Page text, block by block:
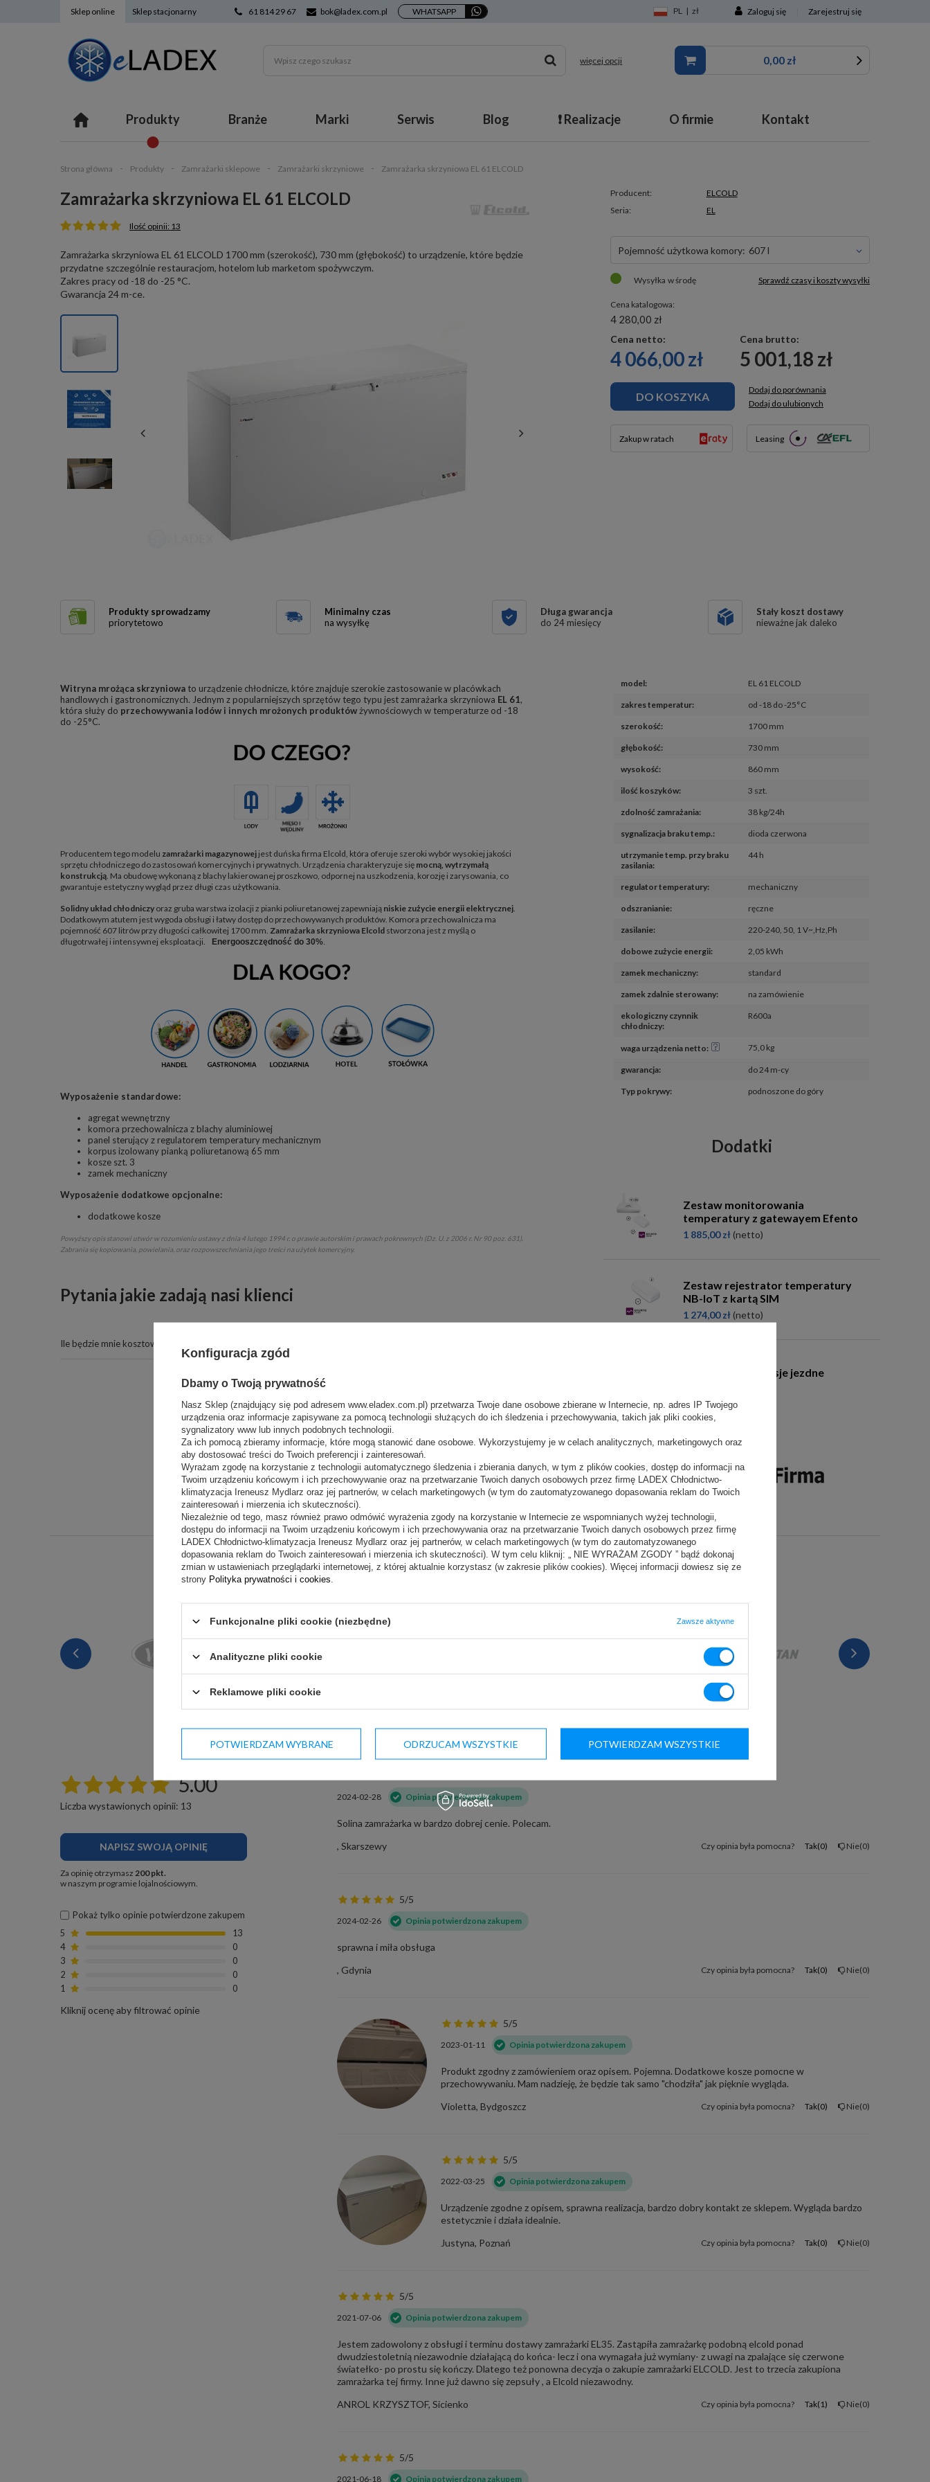
Sklep online Sklep stacjonarny 61 814 29 67 bok@ladex.com.pl WHATSAPP PL | zł Zaloguj się Zarejestruj się
więcej opcji 0,00 zł
Produkty Branże Marki Serwis Blog ❗ Realizacje O firmie Kontakt
Strona główna Produkty Zamrażarki sklepowe Zamrażarki skrzyniowe Zamrażarka skrzyniowa EL 61 ELCOLD
Zamrażarka skrzyniowa EL 61 ELCOLD
Ilość opinii: 13
Zamrażarka skrzyniowa EL 61 ELCOLD 1700 mm (szerokość), 730 mm (głębokość) to urządzenie, które będzie
przydatne szczególnie restauracjom, hotelom lub marketom spożywczym.
Zakres pracy od -18 do -25 °C.
Gwarancja 24 m-ce.
Producent:
ELCOLD
Seria:
EL
pojemność użytkowa komory: 607 l
Wysyłka w środę Sprawdź czasy i koszty wysyłki
Cena katalogowa:
4 280,00 zł
Cena netto:
4 066,00 zł
Cena brutto:
5 001,18 zł
DO KOSZYKA
Dodaj do porównania
Dodaj do ulubionych
Zakup w ratach Leasing
Produkty sprowadzamy
priorytetowo
Minimalny czas
na wysyłkę
Długa gwarancja
do 24 miesięcy
Stały koszt dostawy
nieważne jak daleko
Witryna mrożąca skrzyniowa to urządzenie chłodnicze, które znajduje szerokie zastosowanie w placówkach
handlowych i gastronomicznych. Jednym z popularniejszych sprzętów tego typu jest zamrażarka skrzyniowa EL 61,
która służy do przechowywania lodów i innych mrożonych produktów żywnościowych w temperaturze od -18
do -25°C.
Producentem tego modelu zamrażarki magazynowej jest duńska firma Elcold, która oferuje szeroki wybór wysokiej jakości
sprzętu chłodniczego do zastosowań komercyjnych i prywatnych. Urządzenia charakteryzuje się mocną, wytrzymałą
konstrukcją . Ma obudowę wykonaną z blachy lakierowanej proszkowo, odpornej na uszkodzenia, korozję i zarysowania, co
gwarantuje estetyczny wygląd przez długi czas użytkowania.
Solidny układ chłodniczy oraz gruba warstwa izolacji z pianki poliuretanowej zapewniają niskie zużycie energii elektrycznej
Dodatkowym atutem jest wygoda obsługi i łatwy dostęp do przechowywanych produktów. Komora przechowalnicza ma
pojemność 607 litrów przy długości całkowitej 1700 mm. Zamrażarka skrzyniowa Elcold stworzona jest z myślą o
długotrwałej i intensywnej eksploatacji.
Energooszczędność do 30%
Wyposażenie standardowe:
agregat wewnętrzny
komora przechowalnicza z blachy aluminiowej
panel sterujący z regulatorem temperatury mechanicznym
korpus izolowany pianką poliuretanową 65 mm
kosze szt. 3
zamek mechaniczny
Wyposażenie dodatkowe opcjonalne:
dodatkowe kosze
Powyższy opis stanowi utwór w rozumieniu ustawy z dnia 4 lutego 1994 r. o prawie autorskim i prawach pokrewnych (Dz. U. z 2006 r. Nr 90 poz. 631).
Zabrania się kopiowania, powielania, oraz rozpowszechniania jego treści na użytek komercyjny.
Pytania jakie zadają nasi klienci
Ile będzie mnie kosztować to urządzenie, znaczy pod kątem zużycia prądu?
model: EL 61 ELCOLD
zakres temperatur: od -18 do -25°C
szerokość: 1700 mm
głębokość: 730 mm
wysokość: 860 mm
ilość koszyków: 3 szt.
zdolność zamrażania: 38 kg/24h
sygnalizacja braku temp.: dioda czerwona
utrzymanie temp. przy braku
zasilania:
44 h
regulator temperatury: mechaniczny
odszranianie: ręczne
zasilanie: 220-240, 50, 1 V~,Hz,Ph
dobowe zużycie energii: 2,05 kWh
zamek mechaniczny: standard
zamek zdalnie sterowany: na zamówienie
ekologiczny czynnik
chłodniczy:
R600a
waga urządzenia netto: 75,0 kg
gwarancja: do 24 m-cy
Typ pokrywy: podnoszone do góry
Dodatki
Zestaw monitorowania
temperatury z gatewayem Efento
1 885,00 zł (netto)
Zestaw rejestrator temperatury
NB-IoT z kartą SIM
1 274,00 zł (netto)
komplet kół - wersje jezdne
OPINIE NASZYCH KLIENTÓW
5.00
Liczba wystawionych opinii: 13
NAPISZ SWOJĄ OPINIĘ
Za opinię otrzymasz 200 pkt.
w naszym programie lojalnościowym.
Pokaż tylko opinie potwierdzone zakupem
5
13
4
0
3
0
2
0
1
0
Kliknij ocenę aby filtrować opinie
2024-02-28 Opinia potwierdzona zakupem
Solina zamrażarka w bardzo dobrej cenie. Polecam.
, Skarszewy
Czy opinia była pomocna? Tak 0 Nie 0
5/5
2024-02-26 Opinia potwierdzona zakupem
sprawna i miła obsługa
, Gdynia
Czy opinia była pomocna? Tak 0 Nie 0
5/5
2023-01-11 Opinia potwierdzona zakupem
Produkt zgodny z zamówieniem oraz opisem. Pojemna. Dodatkowe kosze pomocne w
przechowywaniu. Mam nadzieję, że będzie tak samo "chodziła" jak pięknie wygląda.
Violetta, Bydgoszcz
Czy opinia była pomocna? Tak 0 Nie 0
5/5
2022-03-25 Opinia potwierdzona zakupem
Urządzenie zgodne z opisem, sprawna realizacja, bardzo dobry kontakt ze sklepem. Wygląda bardzo
estetycznie i działa idealnie.
Justyna, Poznań
Czy opinia była pomocna? Tak 0 Nie 0
5/5
2021-07-06 Opinia potwierdzona zakupem
Jestem zadowolony z obsługi i terminu dostawy zamrażarki EL35. Zastąpiła zamrażarkę podobną elcold ponad
dwudziestoletnią niezawodnie działającą do końca- lecz i ona wymagała już wymiany- z uwagi na zpalające się czerwone
światełko- po prostu się kończy. Dlatego też ponowna decyzja o zakupie zamrażarki ELCOLD. Jest to trzecia zakupiona
zamrażarka tej firmy. Inne już dawno się zepsuły , a Elcold niezawodny.
ANROL KRZYSZTOF, Sicienko
Czy opinia była pomocna? Tak 1 Nie 0
5/5
2021-06-18 Opinia potwierdzona zakupem
Konfiguracja zgód
Dbamy o Twoją prywatność
Nasz Sklep (znajdujący się pod adresem www.eladex.com.pl) przetwarza Twoje dane osobowe zbierane w Internecie, np. adres IP Twojego
urządzenia oraz informacje zapisywane za pomocą technologii służących do ich śledzenia i przechowywania, takich jak pliki cookies,
sygnalizatory www lub innych podobnych technologii.
Za ich pomocą zbieramy informacje, które mogą stanowić dane osobowe. Wykorzystujemy je w celach analitycznych, marketingowych oraz
aby dostosować treści do Twoich preferencji i zainteresowań.
Wyrażam zgodę na korzystanie z technologii automatycznego śledzenia i zbierania danych, w tym z plików cookies, dostęp do informacji na
Twoim urządzeniu końcowym i ich przechowywanie oraz na przetwarzanie Twoich danych osobowych przez firmę LADEX Chłodnictwo-
klimatyzacja Ireneusz Mydlarz oraz jej partnerów, w celach marketingowych (w tym do zautomatyzowanego dopasowania reklam do Twoich
zainteresowań i mierzenia ich skuteczności).
Niezależnie od tego, masz również prawo odmówić wyrażenia zgody na korzystanie w Internecie ze wspomnianych wyżej technologii,
dostępu do informacji na Twoim urządzeniu końcowym i ich przechowywania oraz na przetwarzanie Twoich danych osobowych przez firmę
LADEX Chłodnictwo-klimatyzacja Ireneusz Mydlarz oraz jej partnerów, w celach marketingowych (w tym do zautomatyzowanego
dopasowania reklam do Twoich zainteresowań i mierzenia ich skuteczności). W tym celu kliknij: „ NIE WYRAŻAM ZGODY ” bądź dokonaj
zmian w ustawieniach przeglądarki internetowej, z której aktualnie korzystasz (w zakresie plików cookies). Więcej informacji dowiesz się ze
strony Polityka prywatności i cookies
Funkcjonalne pliki cookie (niezbędne) Zawsze aktywne
Analityczne pliki cookie
Reklamowe pliki cookie
POTWIERDZAM WYBRANE ODRZUCAM WSZYSTKIE POTWIERDZAM WSZYSTKIE